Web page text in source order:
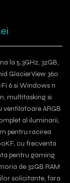
la 5.3GHz, 32GB,
GlacierView 360
6 si Windows 11
multitasking si
ARGB
al iluminarii,
pentru racirea
cu frecventa
pentru gaming
de 32GB RAM
solicitante, fara